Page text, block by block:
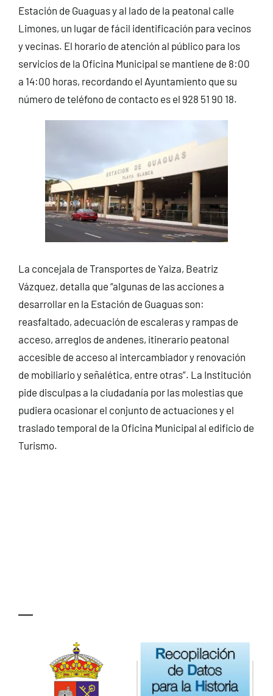
Estación de Guaguas y al lado de la peatonal calle
Limones, un lugar de fácil identificación para vecinos
y vecinas. El horario de atención al público para los
servicios de la Oficina Municipal se mantiene de 8:00
a 14:00 horas, recordando el Ayuntamiento que su
número de teléfono de contacto es el 928 51 90 18.
La concejala de Transportes de Yaiza, Beatriz
Vázquez, detalla que “algunas de las acciones a
desarrollar en la Estación de Guaguas son:
reasfaltado, adecuación de escaleras y rampas de
acceso, arreglos de andenes, itinerario peatonal
accesible de acceso al intercambiador y renovación
de mobiliario y señalética, entre otras”. La Institución
pide disculpas a la ciudadanía por las molestias que
pudiera ocasionar el conjunto de actuaciones y el
traslado temporal de la Oficina Municipal al edificio de
Turismo.
—